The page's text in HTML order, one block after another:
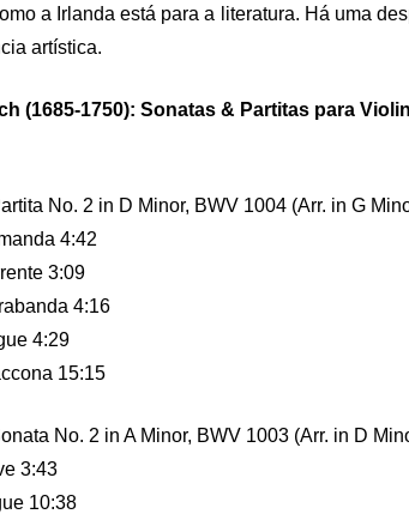
a Irlanda está para a literatura. Há uma
artística.
(1685-1750): Sonatas & Partitas para
No. 2 in D Minor, BWV 1004 (Arr. in G
4:42
3:09
4:16
4:29
15:15
No. 2 in A Minor, BWV 1003 (Arr. in D
3:43
10:38